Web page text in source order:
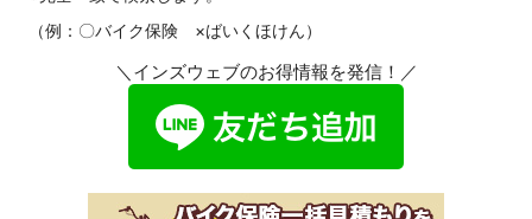
（例：〇バイク保険 ×ばいくほけん）
＼インズウェブのお得情報を発信！／